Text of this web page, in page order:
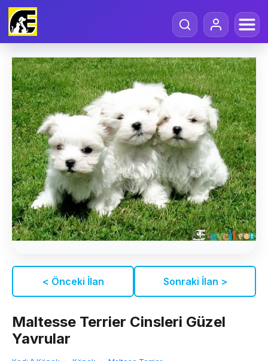
< Önceki İlan Sonraki İlan >
Maltesse Terrier Cinsleri Güzel
Yavrular